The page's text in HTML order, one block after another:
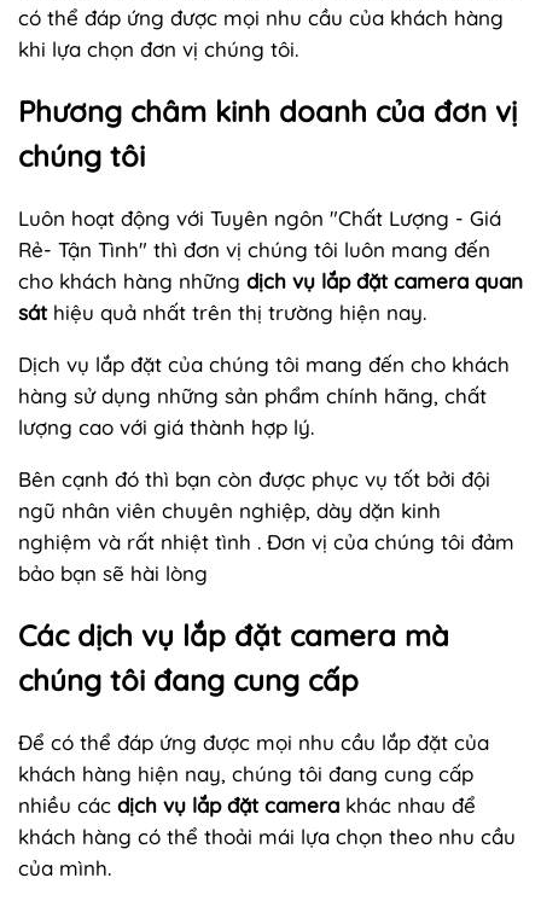
có thể đáp ứng được mọi nhu cầu của khách hàng
khi lựa chọn đơn vị chúng tôi.
Phương châm kinh doanh của đơn vị
chúng tôi
Luôn hoạt động với Tuyên ngôn "Chất Lượng - Giá
Rẻ- Tận Tình" thì đơn vị chúng tôi luôn mang đến
cho khách hàng những dịch vụ lắp đặt camera quan
sáthiệu quả nhất trên thị trường hiện nay.
Dịch vụ lắp đặt của chúng tôi mang đến cho khách
hàng sử dụng những sản phẩm chính hãng, chất
lượng cao với giá thành hợp lý.
Bên cạnh đó thì bạn còn được phục vụ tốt bởi đội
ngũ nhân viên chuyên nghiệp, dày dặn kinh
nghiệm và rất nhiệt tình . Đơn vị của chúng tôi đảm
bảo bạn sẽ hài lòng
Các dịch vụ lắp đặt camera mà
chúng tôi đang cung cấp
Để có thể đáp ứng được mọi nhu cầu lắp đặt của
khách hàng hiện nay, chúng tôi đang cung cấp
nhiều các dịch vụ lắp đặt camera khác nhau để
khách hàng có thể thoải mái lựa chọn theo nhu cầu
của mình.